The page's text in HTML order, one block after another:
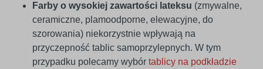
Farby o wysokiej zawartości lateksu (zmywalne,
ceramiczne, plamoodporne, elewacyjne, do
szorowania) niekorzystnie wpływają na
przyczepność tablic samoprzylepnych. W tym
przypadku polecamy wybór tablicy na podkładzie